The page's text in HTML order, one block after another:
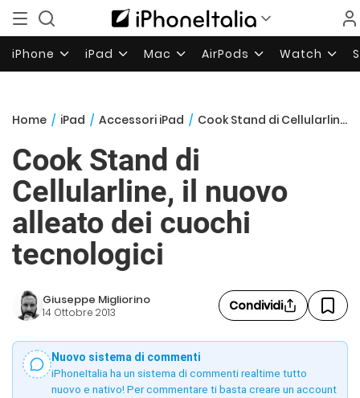
iPhone iPad Mac AirPods Watch
Home / iPad / Accessori iPad / Cook Stand di Cellularline, il nuovo alleato dei cuochi tecnologici
Cook Stand di
Cellularline, il nuovo
alleato dei cuochi
tecnologici
Giuseppe Migliorino
14 Ottobre 2013 Condividi
Nuovo sistema di commenti
iPhoneItalia ha un sistema di commenti realtime tutto
nuovo e nativo! Per commentare ti basta creare un account